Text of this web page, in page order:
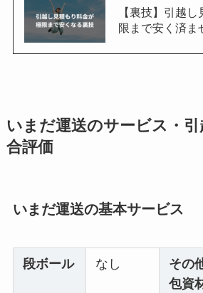
【裏技】引越
限まで安く済ま
いまだ運送のサービス・
合評価
いまだ運送の基本サービス
段ボール なし
その
包資